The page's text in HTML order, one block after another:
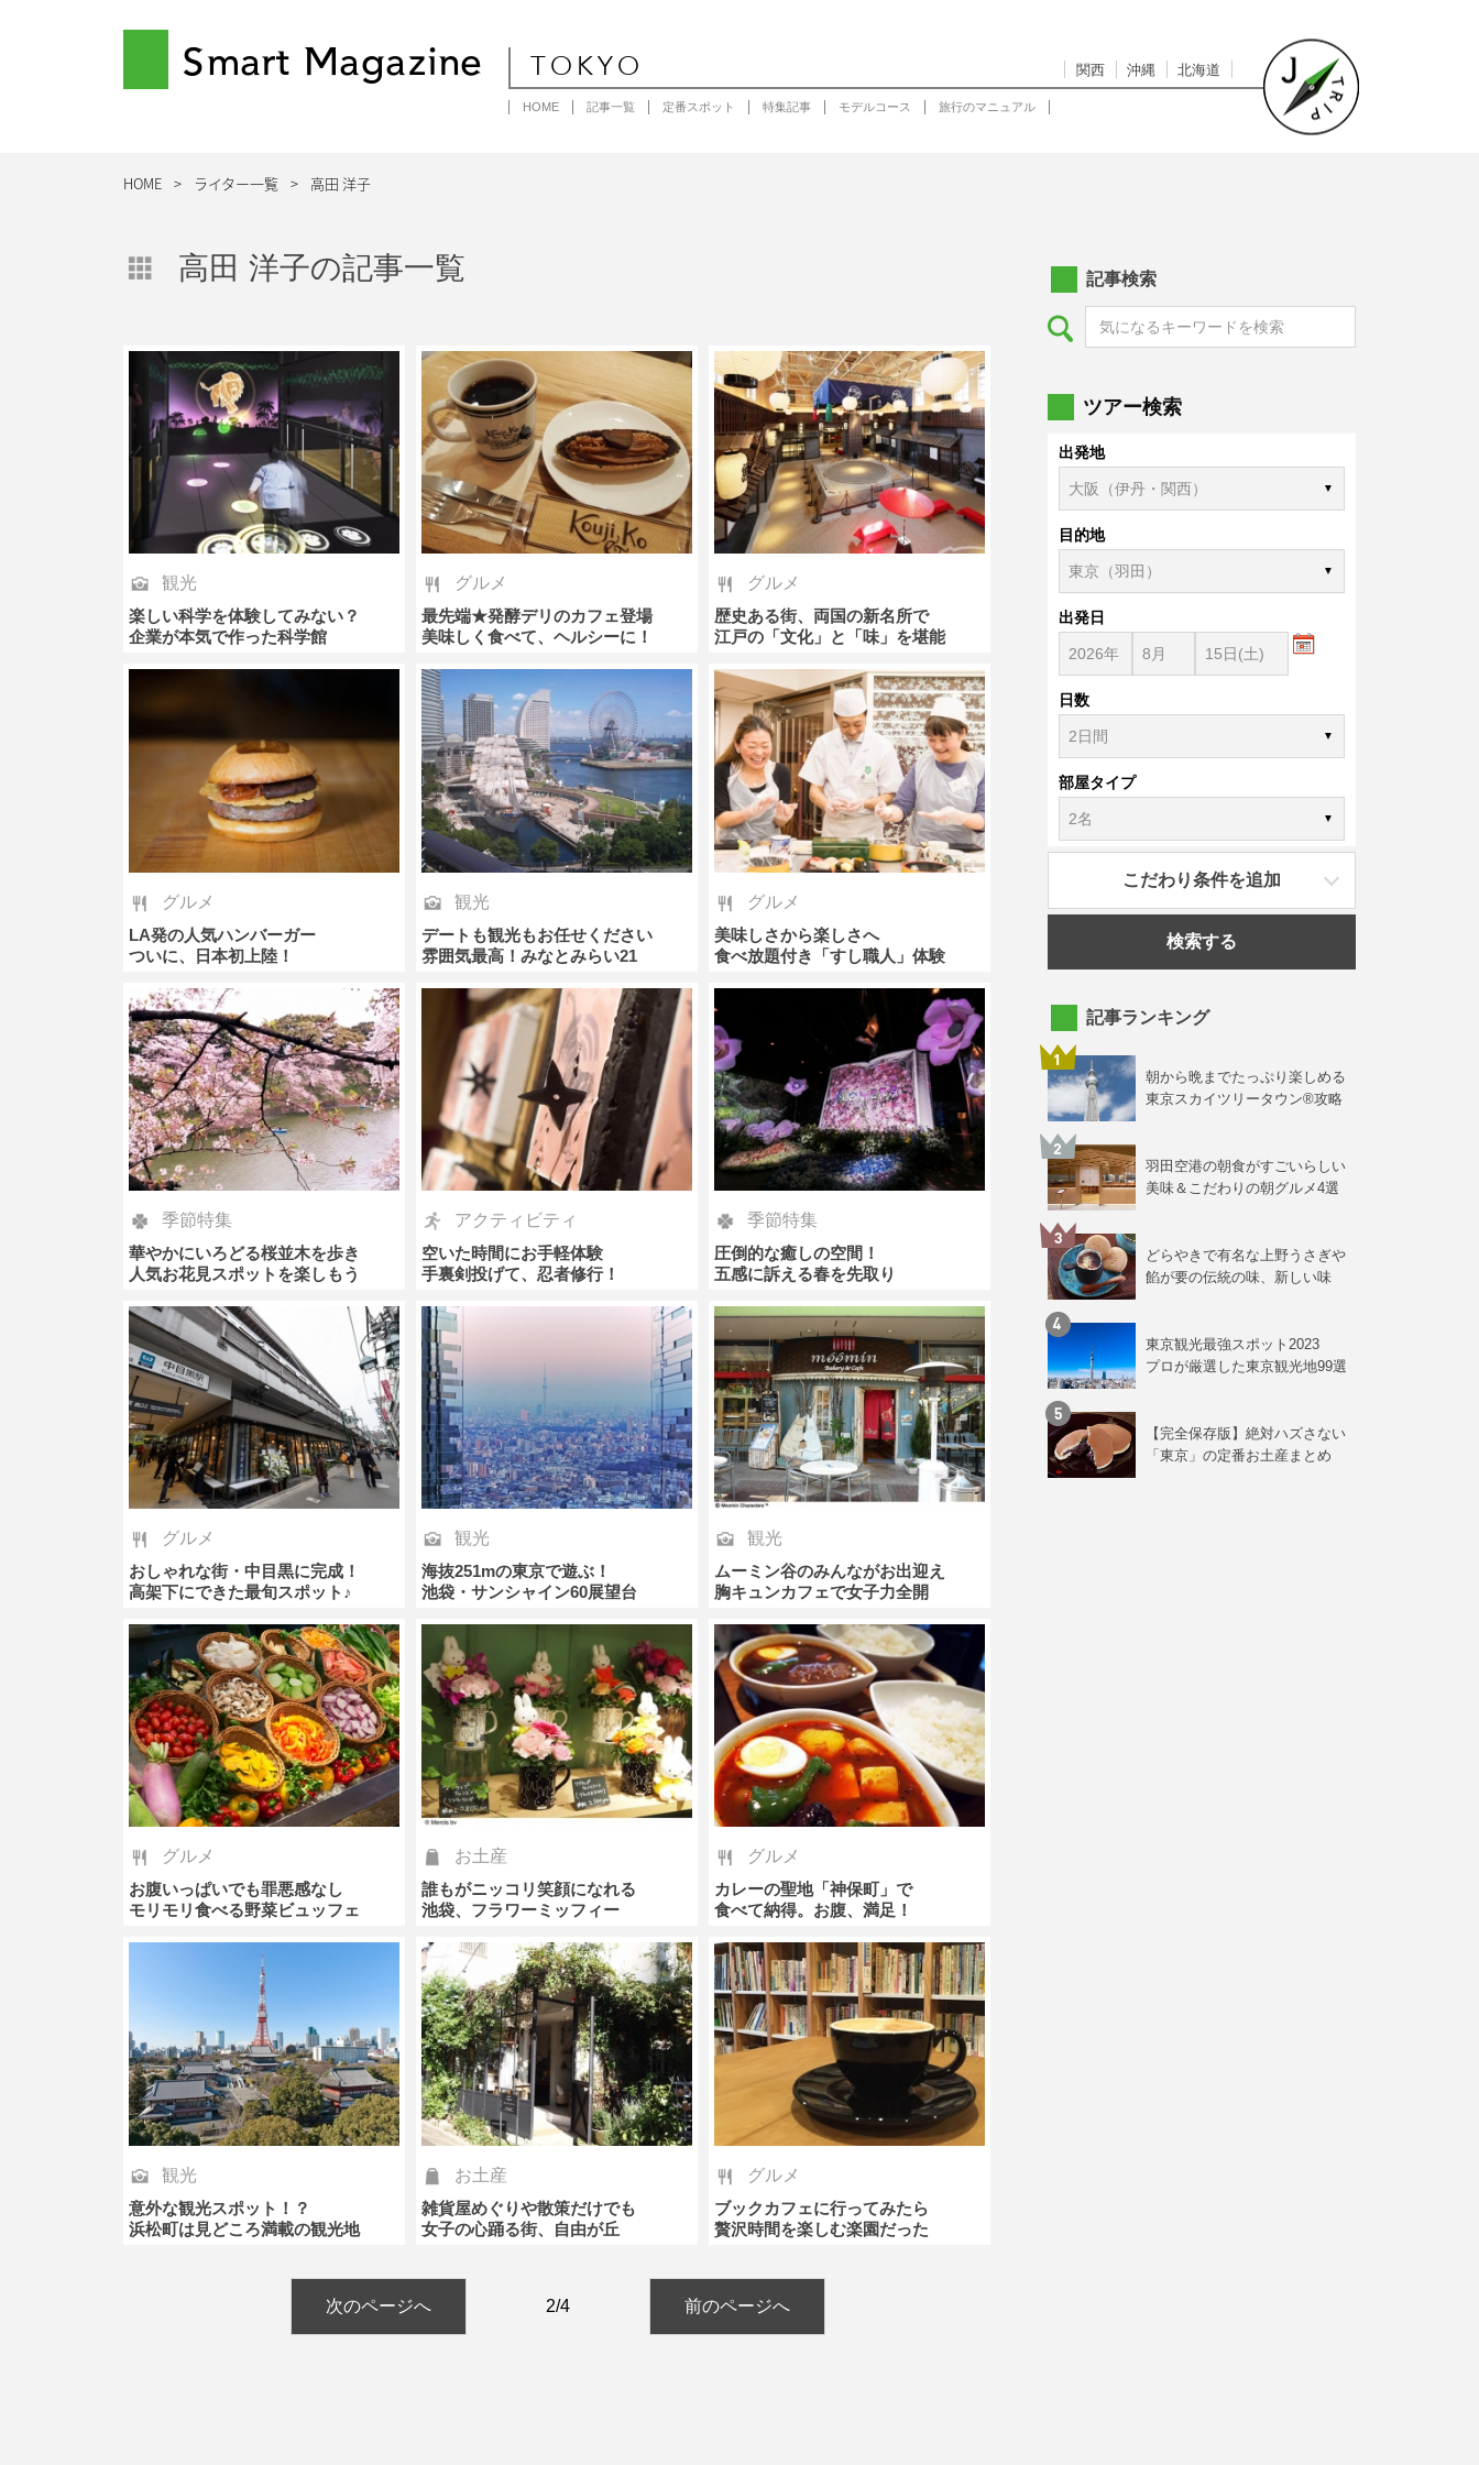
Smart Magazine TOKYO 関西 沖縄 北海道
HOME 記事一覧 定番スポット 特集記事 モデルコース 旅行のマニュアル
HOME ライター一覧 高田 洋子
高田 洋子の記事一覧
観光
楽しい科学を体験してみない？
企業が本気で作った科学館
グルメ
最先端★発酵デリのカフェ登場
美味しく食べて、ヘルシーに！
グルメ
歴史ある街、両国の新名所で
江戸の「文化」と「味」を堪能
グルメ
LA発の人気ハンバーガー
ついに、日本初上陸！
観光
デートも観光もお任せください
雰囲気最高！みなとみらい21
グルメ
美味しさから楽しさへ
食べ放題付き「すし職人」体験
季節特集
華やかにいろどる桜並木を歩き
人気お花見スポットを楽しもう
アクティビティ
空いた時間にお手軽体験
手裏剣投げて、忍者修行！
季節特集
圧倒的な癒しの空間！
五感に訴える春を先取り
グルメ
おしゃれな街・中目黒に完成！
高架下にできた最旬スポット♪
観光
海抜251mの東京で遊ぶ！
池袋・サンシャイン60展望台
観光
ムーミン谷のみんながお出迎え
胸キュンカフェで女子力全開
グルメ
お腹いっぱいでも罪悪感なし
モリモリ食べる野菜ビュッフェ
お土産
誰もがニッコリ笑顔になれる
池袋、フラワーミッフィー
グルメ
カレーの聖地「神保町」で
食べて納得。お腹、満足！
観光
意外な観光スポット！？
浜松町は見どころ満載の観光地
お土産
雑貨屋めぐりや散策だけでも
女子の心踊る街、自由が丘
グルメ
ブックカフェに行ってみたら
贅沢時間を楽しむ楽園だった
次のページへ 2/4 前のページへ
記事検索
ツアー検索
出発地
目的地
出発日
日数
部屋タイプ
こだわり条件を追加
検索する
記事ランキング
朝から晩までたっぷり楽しめる
東京スカイツリータウン®攻略
羽田空港の朝食がすごいらしい
美味＆こだわりの朝グルメ4選
どらやきで有名な上野うさぎや
餡が要の伝統の味、新しい味
東京観光最強スポット2023
プロが厳選した東京観光地99選
【完全保存版】絶対ハズさない
「東京」の定番お土産まとめ